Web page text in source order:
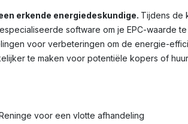
erkende energiedeskundige. Tijdens de
software om je EPC-waarde
voor verbeteringen om de energie-
te maken voor potentiële kopers of
voor een vlotte afhandeling